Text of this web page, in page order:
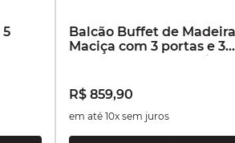
Balcão Buffet de Madeira
Maciça com 3 portas e 3
Gavetas Marrom Antique
R$ 859,90
em até 10x sem juros